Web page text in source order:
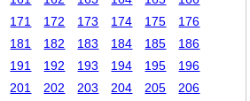
171 172 173 174 175
176
181 182 183 184 185
186
191 192 193 194 195
196
201 202 203 204 205
206